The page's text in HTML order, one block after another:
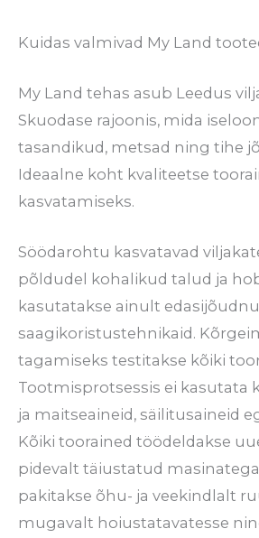
Kuidas valmivad My Land
My Land tehas asub Leedus
Skuodase rajoonis, mida
tasandikud, metsad ning tihe
Ideaalne koht kvaliteetse
kasvatamiseks.
Söödarohtu kasvatavad
põldudel kohalikud talud ja
kasutatakse ainult
saagikoristustehnikaid.
tagamiseks testitakse kõiki
Tootmisprotsessis ei kasutata
ja maitseaineid, säilitusaineid
Kõiki toorained töödeldakse
pidevalt täiustatud
pakitakse õhu- ja veekindlalt
mugavalt hoiustatavatesse